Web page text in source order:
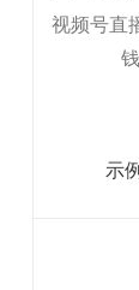
视频号直
示